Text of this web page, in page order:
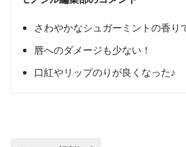
さわやかなシュガーミントの香
唇へのダメージも少ない！
口紅やリップのりが良くなった♪